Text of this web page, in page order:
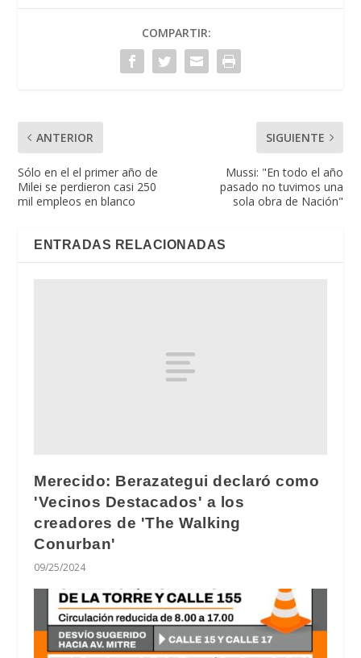
COMPARTIR:
ANTERIOR
Sólo en el el primer año de
Milei se perdieron casi 250
mil empleos en blanco
SIGUIENTE
Mussi: "En todo el año
pasado no tuvimos una
sola obra de Nación"
ENTRADAS RELACIONADAS
Merecido: Berazategui declaró como
'Vecinos Destacados' a los
creadores de 'The Walking
Conurban'
09/25/2024